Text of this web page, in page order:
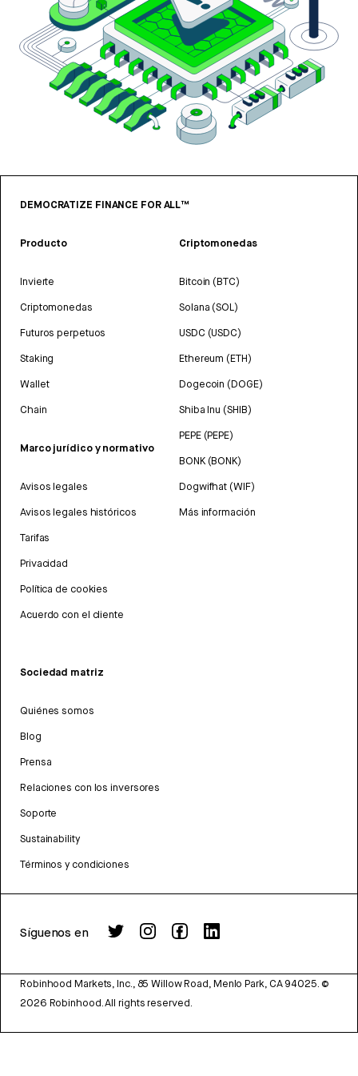
DEMOCRATIZE FINANCE FOR ALL™
Producto
Invierte
Criptomonedas
Futuros perpetuos
Staking
Wallet
Chain
Marco jurídico y normativo
Avisos legales
Avisos legales históricos
Tarifas
Privacidad
Política de cookies
Acuerdo con el cliente
Criptomonedas
Bitcoin (BTC)
Solana (SOL)
USDC (USDC)
Ethereum (ETH)
Dogecoin (DOGE)
Shiba Inu (SHIB)
PEPE (PEPE)
BONK (BONK)
Dogwifhat (WIF)
Más información
Sociedad matriz
Quiénes somos
Blog
Prensa
Relaciones con los inversores
Soporte
Sustainability
Términos y condiciones
Síguenos en
Robinhood Markets, Inc., 85 Willow Road, Menlo Park, CA 94025. ©
2026 Robinhood. All rights reserved.